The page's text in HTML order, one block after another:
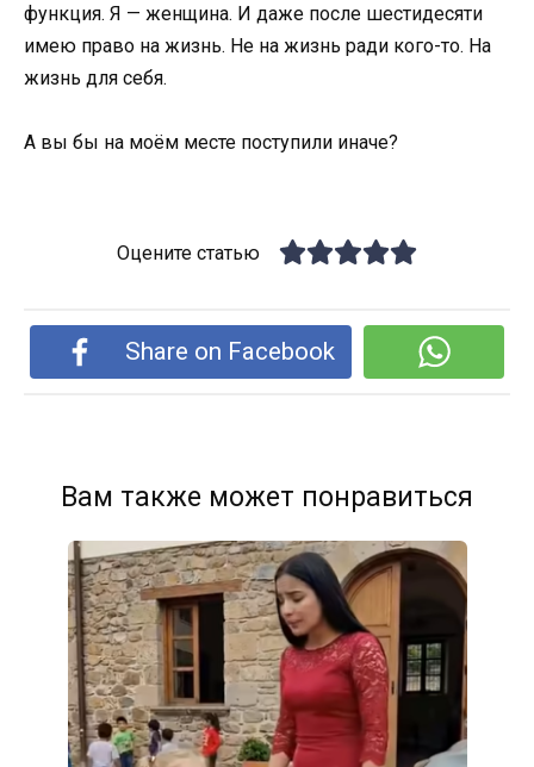
функция. Я — женщина. И даже после шестидесяти
имею право на жизнь. Не на жизнь ради кого-то. На
жизнь для себя.
А вы бы на моём месте поступили иначе?
Оцените статью
Share on Facebook
Вам также может понравиться